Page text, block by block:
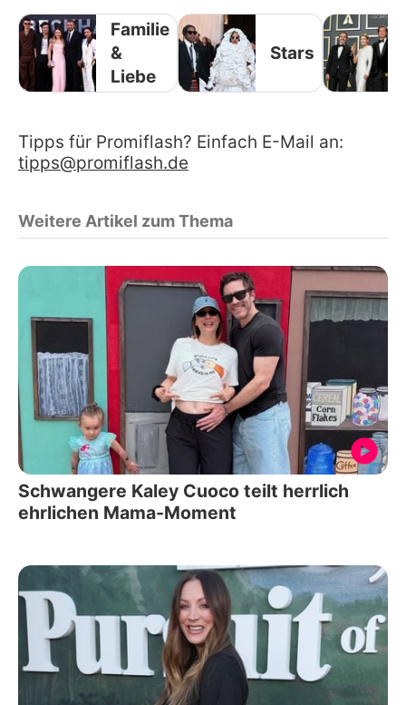
Familie
&
Liebe
Stars
Tipps für Promiflash? Einfach E-Mail an:
tipps@promiflash.de
Weitere Artikel zum Thema
Schwangere Kaley Cuoco teilt herrlich
ehrlichen Mama-Moment